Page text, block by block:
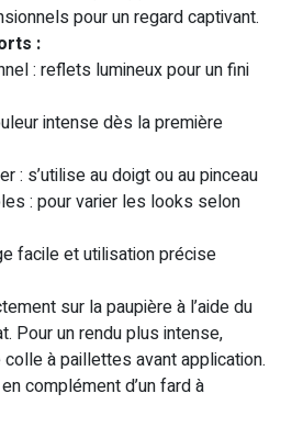
pour un regard captivant.
:
: reflets lumineux pour un fini
intense dès la première
: s’utilise au doigt ou au pinceau
: pour varier les looks selon
facile et utilisation précise
sur la paupière à l’aide du
Pour un rendu plus intense,
à paillettes avant application.
complément d’un fard à